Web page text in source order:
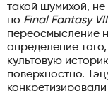
такой шумихой, не
но Final Fantasy
переосмысление
определение
культовую
поверхностно.